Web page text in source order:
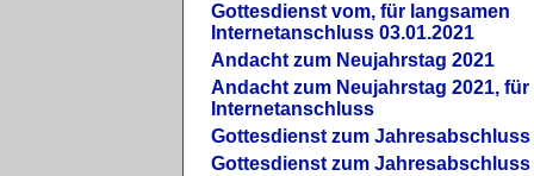
Gottesdienst vom, für langsamen
Internetanschluss 03.01.2021
Andacht zum Neujahrstag 2021
Andacht zum Neujahrstag 2021,
Internetanschluss
Gottesdienst zum Jahresabschluss
Gottesdienst zum Jahresabschluss